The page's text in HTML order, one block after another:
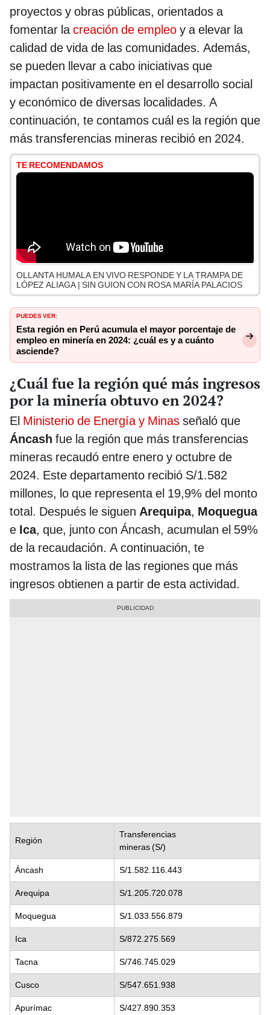
proyectos y obras públicas, orientados a
fomentar lacreación de empleo y a elevar la
calidad de vida de las comunidades. Además,
se pueden llevar a cabo iniciativas que
impactan positivamente en el desarrollo social
y económico de diversas localidades. A
continuación, te contamos cuál es la región que
más transferencias mineras recibió en 2024.
TE RECOMENDAMOS
OLLANTA HUMALA EN VIVO RESPONDE Y LA TRAMPA DE
LÓPEZ ALIAGA | SIN GUION CON ROSA MARÍA PALACIOS
PUEDES VER:
Esta región en Perú acumula el mayor porcentaje de
empleo en minería en 2024: ¿cuál es y a cuánto
asciende?
¿Cuál fue la región qué más ingresos
por la minería obtuvo en 2024?
El Ministerio de Energía y Minas señaló que
Áncash fue la región que más transferencias
mineras recaudó entre enero y octubre de
2024. Este departamento recibió S/1.582
millones, lo que representa el 19,9% del monto
total. Después le siguen Arequipa, Moquegua
e Ica, que, junto con Áncash, acumulan el 59%
de la recaudación. A continuación, te
mostramos la lista de las regiones que más
ingresos obtienen a partir de esta actividad.
Región
Transferencias
mineras (S/)
Áncash S/1.582.116.443
Arequipa S/1.205.720.078
Moquegua S/1.033.556.879
Ica S/872.275.569
Tacna S/746.745.029
Cusco S/547.651.938
Apurímac S/427.890.353